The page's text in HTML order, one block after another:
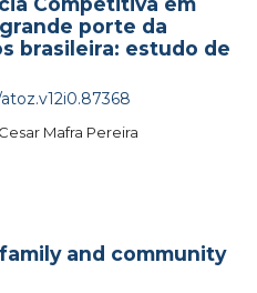
porte da
brasileira: estudo de
Mafra Pereira
and community